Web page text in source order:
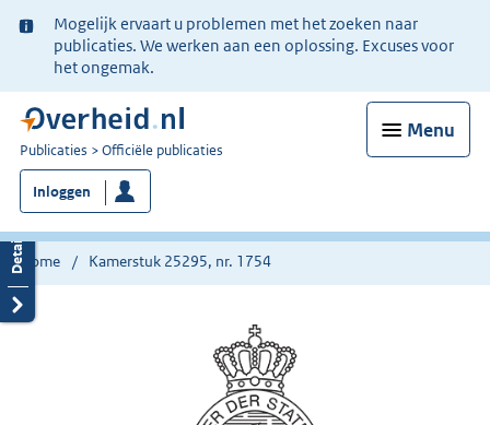
Ter
informatie:
Mogelijk ervaart u problemen met het zoeken naar
publicaties. We werken aan een oplossing. Excuses voor
het ongemak.
Menu
U
bent
nu
hier:
Publicaties Officiële publicaties
Inloggen
Home Kamerstuk 25295, nr. 1754